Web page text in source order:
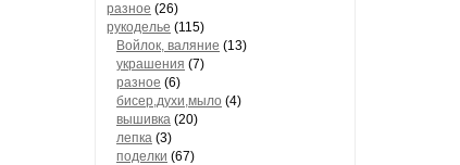
разное (26)
рукоделье (115)
Войлок, валяние (13)
украшения (7)
разное (6)
бисер,духи,мыло (4)
вышивка (20)
лепка (3)
поделки (67)